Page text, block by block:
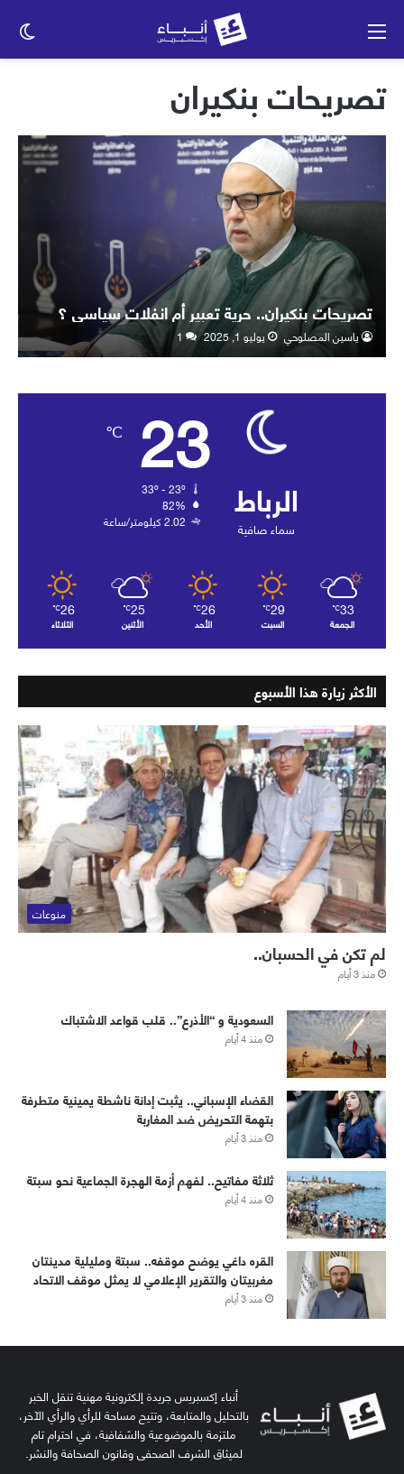
تصريحات بنكيران
تصريحات بنكيران.. حرية تعبير أم انفلات سياسي ؟
ياسين المصلوحي يوليو 1, 2025 1
الرباط
سماء صافية
23
℃
82%
2.02 كيلومتر/ساعة
33
℃
الجمعة
29
℃
السبت
26
℃
الأحد
25
℃
الأثنين
26
℃
الثلاثاء
الأكثر زيارة هذا الأسبوع
منوعات
لم تكن في الحسبان..
منذ 3 أيام
‏⁧‫السعودية‬⁩ و “الأذرع”.. قلب قواعد الاشتباك
منذ 4 أيام
القضاء الإسباني.. يثبت إدانة ناشطة يمينية متطرفة
بتهمة التحريض ضد المغاربة
منذ 3 أيام
ثلاثة مفاتيح.. لفهم أزمة الهجرة الجماعية نحو سبتة
منذ 4 أيام
القره داغي يوضح موقفه.. سبتة ومليلية مدينتان
مغربيتان والتقرير الإعلامي لا يمثل موقف الاتحاد
منذ 3 أيام
أنباء إكسبريس جريدة إلكترونية مهنية تنقل الخبر
بالتحليل والمتابعة، وتتيح مساحة للرأي والرأي الآخر،
ملتزمة بالموضوعية والشفافية، في احترام تام
لميثاق الشرف الصحفي وقانون الصحافة والنشر.